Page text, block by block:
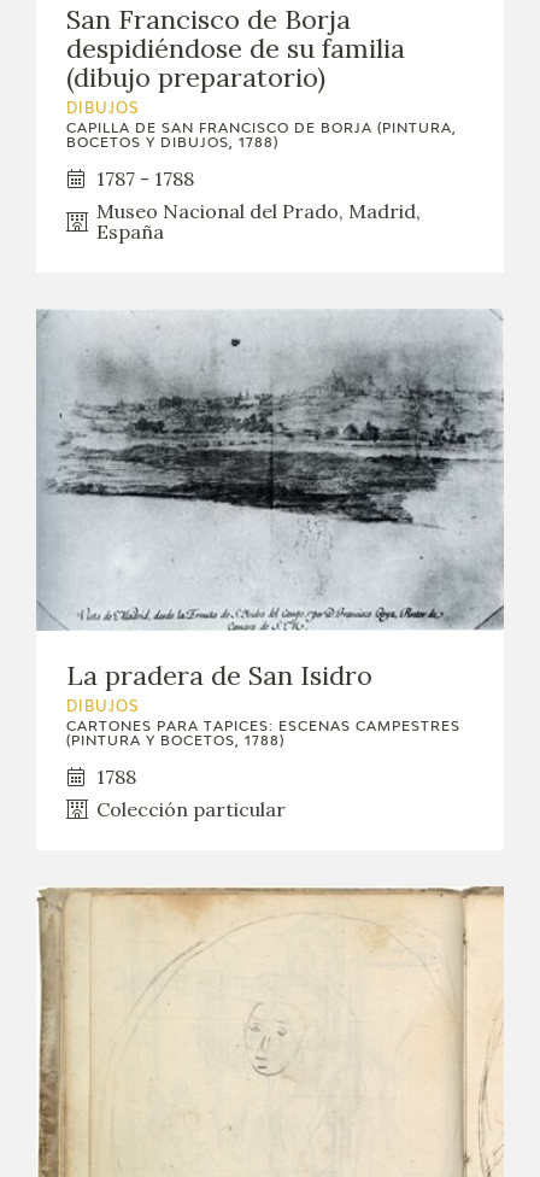
San Francisco de Borja
despidiéndose de su familia
(dibujo preparatorio)
DIBUJOS
CAPILLA DE SAN FRANCISCO DE BORJA (PINTURA,
BOCETOS Y DIBUJOS, 1788)
1787 - 1788
Museo Nacional del Prado, Madrid,
España
La pradera de San Isidro
DIBUJOS
CARTONES PARA TAPICES: ESCENAS CAMPESTRES
(PINTURA Y BOCETOS, 1788)
1788
Colección particular